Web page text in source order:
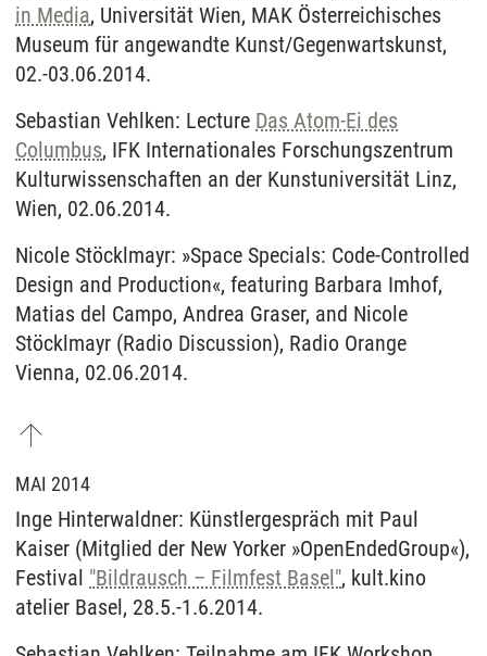
in Media, Universität Wien, MAK Österreichisches
Museum für angewandte Kunst/Gegenwartskunst,
02.-03.06.2014.
Sebastian Vehlken: Lecture Das Atom-Ei des
Columbus, IFK Internationales Forschungszentrum
Kulturwissenschaften an der Kunstuniversität Linz,
Wien, 02.06.2014.
Nicole Stöcklmayr: »Space Specials: Code-Controlled
Design and Production«, featuring Barbara Imhof,
Matias del Campo, Andrea Graser, and Nicole
Stöcklmayr (Radio Discussion), Radio Orange
Vienna, 02.06.2014.
MAI 2014
Inge Hinterwaldner: Künstlergespräch mit Paul
Kaiser (Mitglied der New Yorker »OpenEndedGroup«),
Festival "Bildrausch – Filmfest Basel", kult.kino
atelier Basel, 28.5.-1.6.2014.